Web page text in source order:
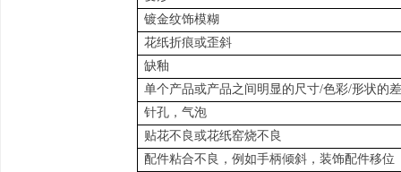
镀金纹饰模糊
花纸折痕或歪斜
缺釉
单个产品或产品之间明显的尺寸/色彩/形状的
针孔，气泡
贴花不良或花纸窑烧不良
配件粘合不良，例如手柄倾斜，装饰配件移位